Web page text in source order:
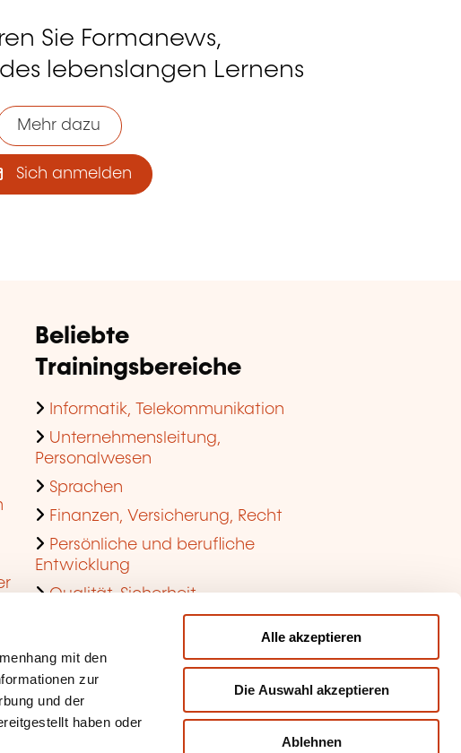
mit den
zur
und der
haben oder
Alle akzeptieren
Die Auswahl akzeptieren
Ablehnen
Sie Formanews,
lebenslangen Lernens
Mehr dazu
Sich anmelden
Beliebte
Trainingsbereiche
Informatik, Telekommunikation
Unternehmensleitung,
Personalwesen
Sprachen
Finanzen, Versicherung, Recht
Persönliche und berufliche
Entwicklung
Qualität, Sicherheit